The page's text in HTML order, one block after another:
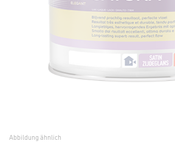
Abbildung ähnlich